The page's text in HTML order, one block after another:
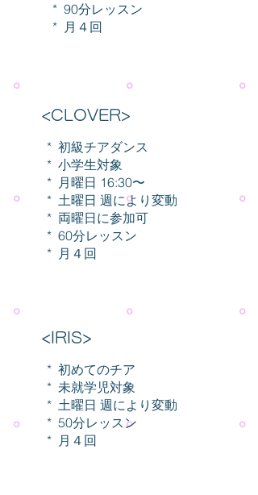
* 90分レッスン
* 月４回
<CLOVER>
* 初級チアダンス
* 小学生対象
* 月曜日 16:30〜
* 土曜日 週により変動
* 両曜日に参加可
* 60分レッスン
* 月４回
<IRIS>
* 初めてのチア
* 未就学児対象
* 土曜日 週により変動
* 50分レッスン
* 月４回